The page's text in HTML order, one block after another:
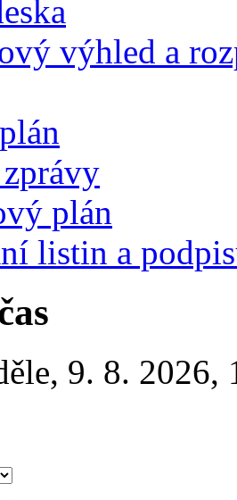
výhled a
plán
listin a
, 9. 8. 2026,